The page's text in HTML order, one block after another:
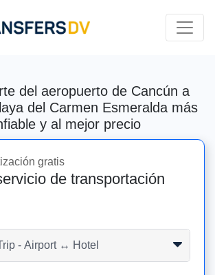
del aeropuerto de Cancún a
del Carmen Esmeralda más
y al mejor precio
gratis
de transportación